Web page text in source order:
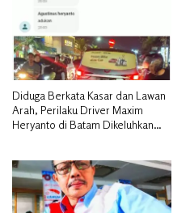
Diduga Berkata Kasar dan Lawan
Arah, Perilaku Driver Maxim
Heryanto di Batam Dikeluhkan